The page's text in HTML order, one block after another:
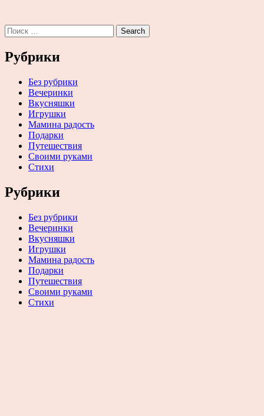
Результаты
по
запросу:
Рубрики
Без рубрики
Вечеринки
Вкусняшки
Игрушки
Мамина радость
Подарки
Путешествия
Своими руками
Стихи
Рубрики
Без рубрики
Вечеринки
Вкусняшки
Игрушки
Мамина радость
Подарки
Путешествия
Своими руками
Стихи